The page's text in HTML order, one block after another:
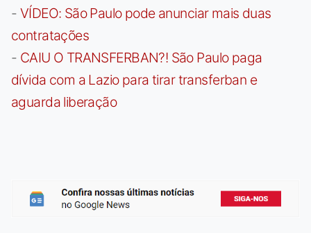
- VÍDEO: São Paulo pode anunciar mais duas
contratações
- CAIU O TRANSFERBAN?! São Paulo paga
dívida com a Lazio para tirar transferban e
aguarda liberação